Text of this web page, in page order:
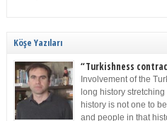
Köşe Yazıları
“Turkishness
Involvement of the
long history
history is not one to
and people in that